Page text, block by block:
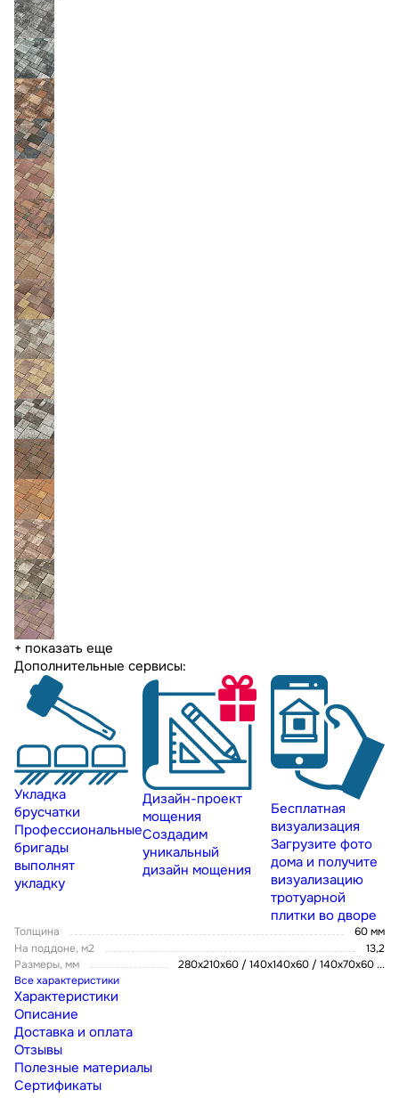
+ показать еще
Дополнительные сервисы:
Укладка
брусчатки
Профессиональные
бригады
выполнят
укладку
Дизайн-проект
мощения
Создадим
уникальный
дизайн мощения
Бесплатная
визуализация
Загрузите фото
дома и получите
визуализацию
тротуарной
плитки во дворе
Толщина
60 мм
На поддоне, м2
13,2
Размеры, мм
280х210х60 / 140х140х60 / 140х70х60...
Все характеристики
Характеристики
Описание
Доставка и оплата
Отзывы
Полезные материалы
Сертификаты